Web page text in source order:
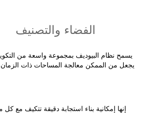
يجعل من الممكن معالجة المساحات ذات الزمان
إنها إمكانية بناء استجابة دقيقة تتكيف مع